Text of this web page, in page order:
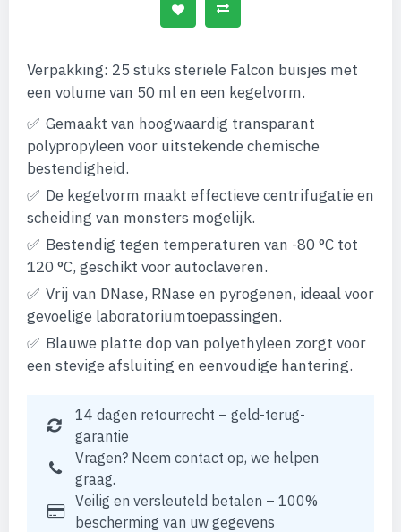
Verpakking: 25 stuks steriele Falcon buisjes met
een volume van 50 ml en een kegelvorm.
Gemaakt van hoogwaardig transparant
polypropyleen voor uitstekende chemische
bestendigheid.
De kegelvorm maakt effectieve centrifugatie en
scheiding van monsters mogelijk.
Bestendig tegen temperaturen van -80 °C tot
120 °C, geschikt voor autoclaveren.
Vrij van DNase, RNase en pyrogenen, ideaal voor
gevoelige laboratoriumtoepassingen.
Blauwe platte dop van polyethyleen zorgt voor
een stevige afsluiting en eenvoudige hantering.
14 dagen retourrecht – geld-terug-
garantie
Vragen? Neem contact op, we helpen
graag.
Veilig en versleuteld betalen – 100%
bescherming van uw gegevens